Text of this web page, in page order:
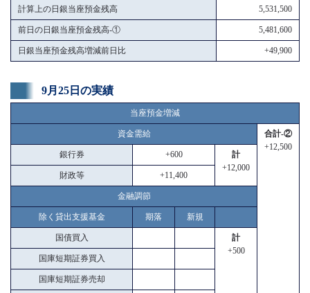
計算上の日銀当座預金残高 5,531,500
前日の日銀当座預金残高-① 5,481,600
日銀当座預金残高増減前日比 +49,900
9月25日の実績
当座預金増減
資金需給
合計-②
+12,500
銀行券 +600
計
+12,000
財政等 +11,400
金融調節
除く貸出支援基金 期落 新規
国債買入
計
+500
国庫短期証券買入
国庫短期証券売却